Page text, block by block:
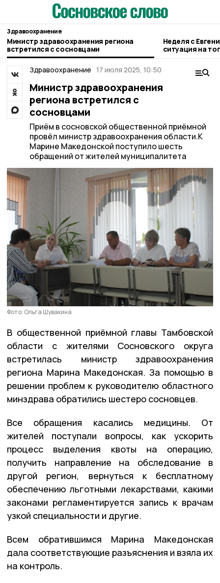
Здравоохранение
Министр здравоохранения региона
встретился с сосновцами
Неделя с
ситуация на
городе и
Здравоохранение 17 июля 2025, 10:50
Министр здравоохранения
региона встретился с
сосновцами
Приём в сосновской общественной приёмной
провёл министр здравоохранения области.К
Марине Македонской поступило шесть
обращений от жителей муниципалитета
Фото: Ольга Шувакина
В общественной приёмной главы Тамбовской
области с жителями Сосновского округа
встретилась министр здравоохранения
региона Марина Македонская. За помощью в
решении проблем к руководителю областного
минздрава обратились шестеро сосновцев.
Все обращения касались медицины. От
жителей поступали вопросы, как ускорить
процесс выделения квоты на операцию,
получить направление на обследование в
другой регион, вернуться к бесплатному
обеспечению льготными лекарствами, какими
законами регламентируется запись к врачам
узкой специальности и другие.
Всем обратившимся Марина Македонская
дала соответствующие разъяснения и взяла их
на контроль.